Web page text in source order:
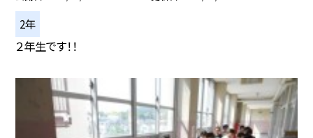
2年
２年生です！！